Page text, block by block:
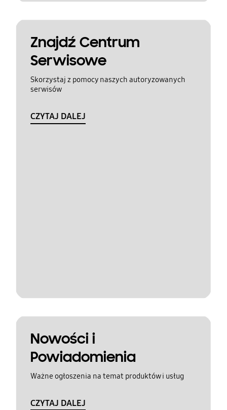
Znajdź Centrum
Serwisowe
Skorzystaj z pomocy naszych autoryzowanych
serwisów
CZYTAJ DALEJ
Nowości i
Powiadomienia
Ważne ogłoszenia na temat produktów i usług
CZYTAJ DALEJ